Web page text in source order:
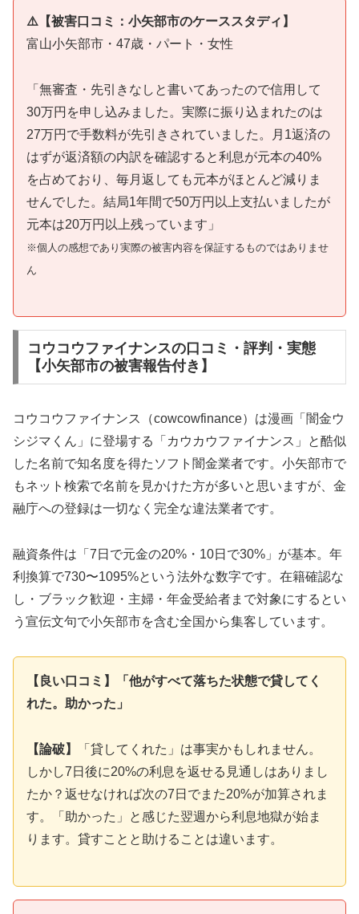
⚠️【被害口コミ：小矢部市のケーススタディ】
富山小矢部市・47歳・パート・女性
「無審査・先引きなしと書いてあったので信用して
30万円を申し込みました。実際に振り込まれたのは
27万円で手数料が先引きされていました。月1返済の
はずが返済額の内訳を確認すると利息が元本の40%
を占めており、毎月返しても元本がほとんど減りま
せんでした。結局1年間で50万円以上支払いましたが
元本は20万円以上残っています」
※個人の感想であり実際の被害内容を保証するものではありませ
ん
コウコウファイナンスの口コミ・評判・実態
【小矢部市の被害報告付き】
コウコウファイナンス（cowcowfinance）は漫画「闇金ウ
シジマくん」に登場する「カウカウファイナンス」と酷似
した名前で知名度を得たソフト闇金業者です。小矢部市で
もネット検索で名前を見かけた方が多いと思いますが、金
融庁への登録は一切なく完全な違法業者です。
融資条件は「7日で元金の20%・10日で30%」が基本。年
利換算で730〜1095%という法外な数字です。在籍確認な
し・ブラック歓迎・主婦・年金受給者まで対象にするとい
う宣伝文句で小矢部市を含む全国から集客しています。
【良い口コミ】「他がすべて落ちた状態で貸してく
れた。助かった」
【論破】
「貸してくれた」は事実かもしれません。
しかし7日後に20%の利息を返せる見通しはありまし
たか？返せなければ次の7日でまた20%が加算されま
す。「助かった」と感じた翌週から利息地獄が始ま
ります。貸すことと助けることは違います。